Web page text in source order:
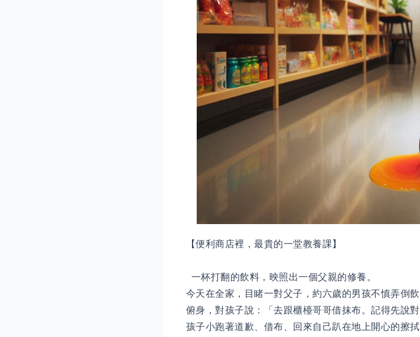
【便利商店裡，最貴的一堂教養課】
一杯打翻的飲料，映照出一個父親的修養。
今天在全家，目睹一對父子，約六歲的男孩不慎弄倒
俯身，對孩子說：「去跟櫃檯哥哥借抹布。記得先說
孩子小跑著道歉、借布、回來自己趴在地上開心的擦